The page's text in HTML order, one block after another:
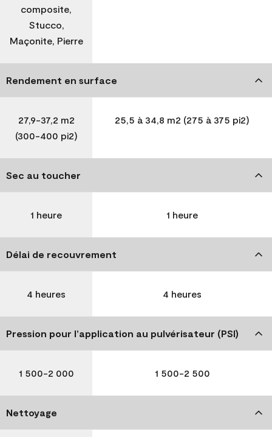
composite,
Stucco,
Maçonite, Pierre
Rendement en surface
27,9-37,2 m2
(300-400 pi2)
25,5 à 34,8 m2 (275 à 375 pi2)
Sec au toucher
1 heure 1 heure
Délai de recouvrement
4 heures 4 heures
Pression pour l’application au pulvérisateur (PSI)
1 500-2 000 1 500-2 500
Nettoyage